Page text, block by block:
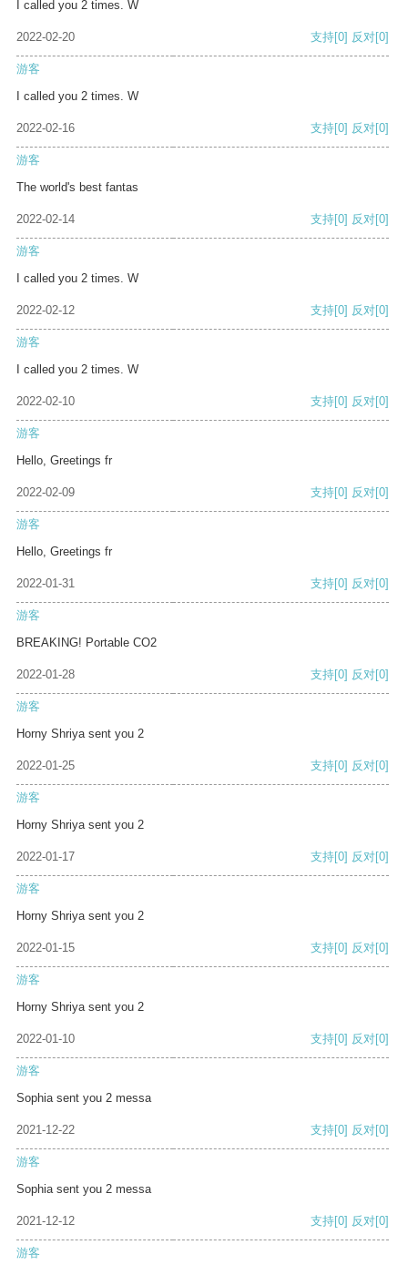
I called you 2 times. W
2022-02-20 支持[0] 反对[0]
游客
I called you 2 times. W
2022-02-16 支持[0] 反对[0]
游客
The world's best fantas
2022-02-14 支持[0] 反对[0]
游客
I called you 2 times. W
2022-02-12 支持[0] 反对[0]
游客
I called you 2 times. W
2022-02-10 支持[0] 反对[0]
游客
Hello, Greetings fr
2022-02-09 支持[0] 反对[0]
游客
Hello, Greetings fr
2022-01-31 支持[0] 反对[0]
游客
BREAKING! Portable CO2
2022-01-28 支持[0] 反对[0]
游客
Horny Shriya sent you 2
2022-01-25 支持[0] 反对[0]
游客
Horny Shriya sent you 2
2022-01-17 支持[0] 反对[0]
游客
Horny Shriya sent you 2
2022-01-15 支持[0] 反对[0]
游客
Horny Shriya sent you 2
2022-01-10 支持[0] 反对[0]
游客
Sophia sent you 2 messa
2021-12-22 支持[0] 反对[0]
游客
Sophia sent you 2 messa
2021-12-12 支持[0] 反对[0]
游客